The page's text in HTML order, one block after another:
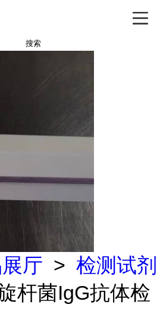
搜索
厅 > 检测试剂
杆菌IgG抗体检